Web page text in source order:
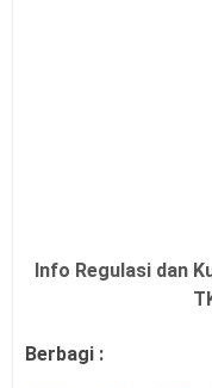
Info Regulasi dan
Berbagi :